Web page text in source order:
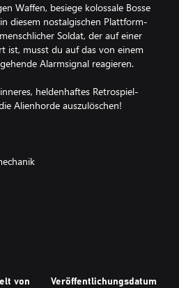
Waffen, besiege kolossale Bosse
diesem nostalgischen Plattform-
Soldat, der auf einer
ist, musst du auf das von einem
Alarmsignal reagieren.
heldenhaftes Retrospiel-
Alienhorde auszulöschen!
von Veröffentlichungsdatum